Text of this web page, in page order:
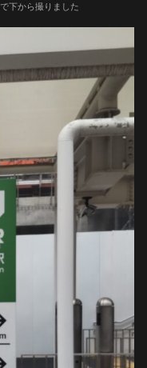
下から撮りました